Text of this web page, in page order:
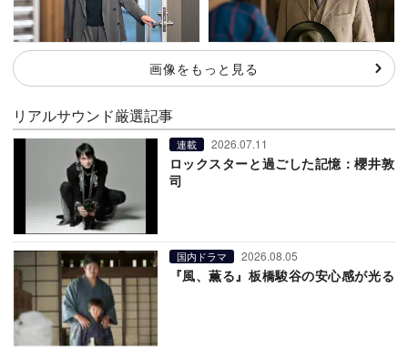
画像をもっと見る
リアルサウンド厳選記事
連載 2026.07.11
ロックスターと過ごした記憶：櫻井敦
司
国内ドラマ 2026.08.05
『風、薫る』板橋駿谷の安心感が光る